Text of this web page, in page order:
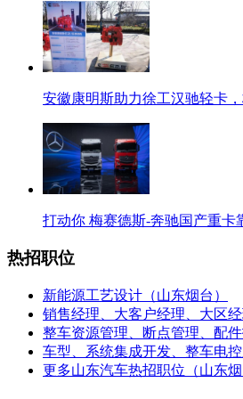
安徽康明斯助力徐工汉驰轻卡
打动你 梅赛德斯-奔驰国产重卡
热招职位
新能源工艺设计（山东烟台）
销售经理、大客户经理、大区
整车资源管理、断点管理、配
车型、系统集成开发、整车电
更多山东汽车热招职位（山东烟